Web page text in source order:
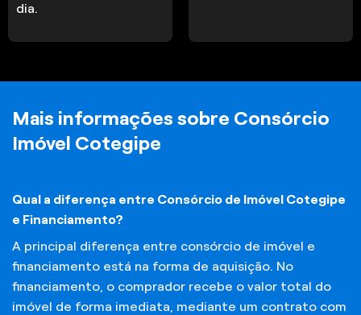
dia.
Mais informações sobre Consórcio
Imóvel Cotegipe
Qual a diferença entre Consórcio de Imóvel Cotegipe
e Financiamento?
A principal diferença entre consórcio de imóvel e
financiamento está na forma de aquisição. No
financiamento, o comprador recebe o valor total do
imóvel de forma imediata, mediante um contrato com